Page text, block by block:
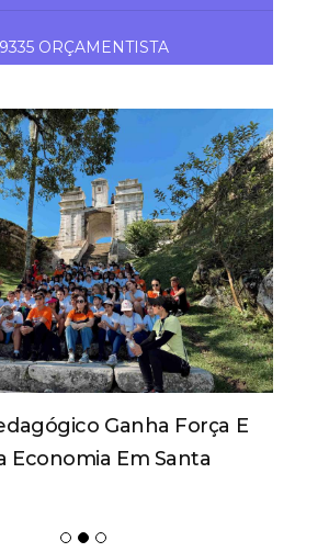
9335 ORÇAMENTISTA
Ganha Força E
Economia Em Santa